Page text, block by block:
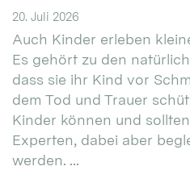
20. Juli 2026
Auch Kinder erleben
Es gehört zu den
dass sie ihr Kind vor
dem Tod und Trauer
Kinder können und
Experten, dabei aber
werden. ...